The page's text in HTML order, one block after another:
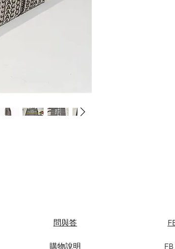
問與答
購物說明